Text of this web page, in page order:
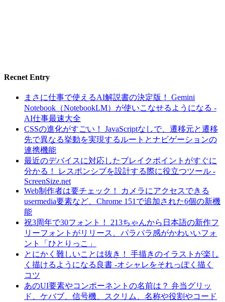
Recnet Entry
まさに仕事で使えるAI解説書の決定版！ Gemini
Notebook（NotebookLM）が使いこなせるようになる -
AI仕事最速大全
CSSの進化がすごい！ JavaScriptなしで、遷移元と遷移
先で異なる挙動を実現するルートとナビゲーションの
連携機能
最近のデバイスに対応したブレイクポイントがすぐに
分かる！ レスポンシブを設計する際に役立つツール -
ScreenSize.net
Web制作者は要チェック！ カメラにアクセスできる
usermedia要素など、Chrome 151で追加された6個の新機
能
祝3周年で30フォント！ 213ちゃんから日本語の新作フ
リーフォントがリリース、パラパラ感がかわいいフォ
ント「ひとりっこ」
とにかく難しいことは抜き！ 手描きのイラストが楽し
く描けるようになる良書 -オシャレをそれっぽく描く
コツ
あのUI要素やコンポーネントの名前は？ 弁当グリッ
ド、ケバブ、信号機、スクリム、名称や役割やコード